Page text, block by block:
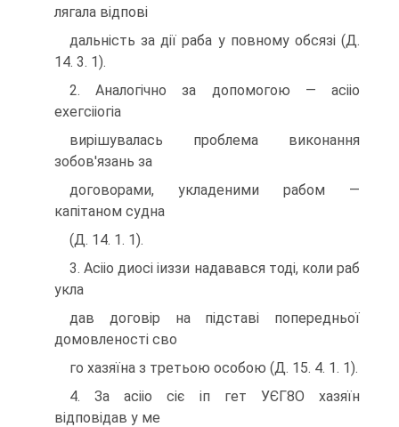
лягала відпові
дальність за дії раба у повному обсязі (Д.
14. 3. 1).
2. Аналогічно за допомогою — асііо
ехегсііогіа
вирішувалась проблема виконання
зобов'язань за
договорами, укладеними рабом —
капітаном судна
(Д. 14. 1. 1).
3. Асііо диосі іиззи надавався тоді, коли раб
укла
дав договір на підставі попередньої
домовленості сво
го хазяїна з третьою особою (Д. 15. 4. 1. 1).
4. За асііо сіє іп гет УЄГ8О хазяїн
відповідав у ме